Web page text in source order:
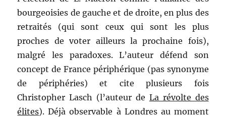
bourgeoisies de gauche et de droite, en plus des
retraités (qui sont ceux qui sont les plus
proches de voter ailleurs la prochaine fois),
malgré les paradoxes. L’auteur défend son
concept de France périphérique (pas synonyme
de périphéries) et cite plusieurs fois
Christopher Lasch (l’auteur de La révolte des
élites). Déjà observable à Londres au moment